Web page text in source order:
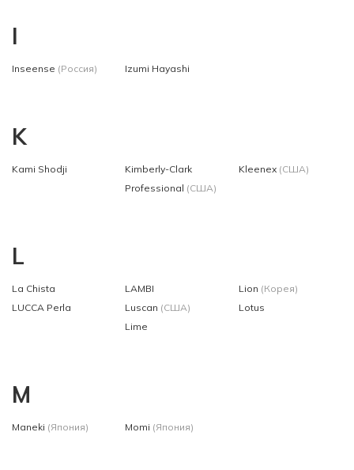
I
Inseense (Россия) Izumi Hayashi
K
Kami Shodji
Kimberly-Clark
Professional (США)
Kleenex (США)
L
La Chista
LUCCA Perla
LAMBI
Luscan (США)
Lime
Lion (Корея)
Lotus
M
Maneki (Япония) Momi (Япония)